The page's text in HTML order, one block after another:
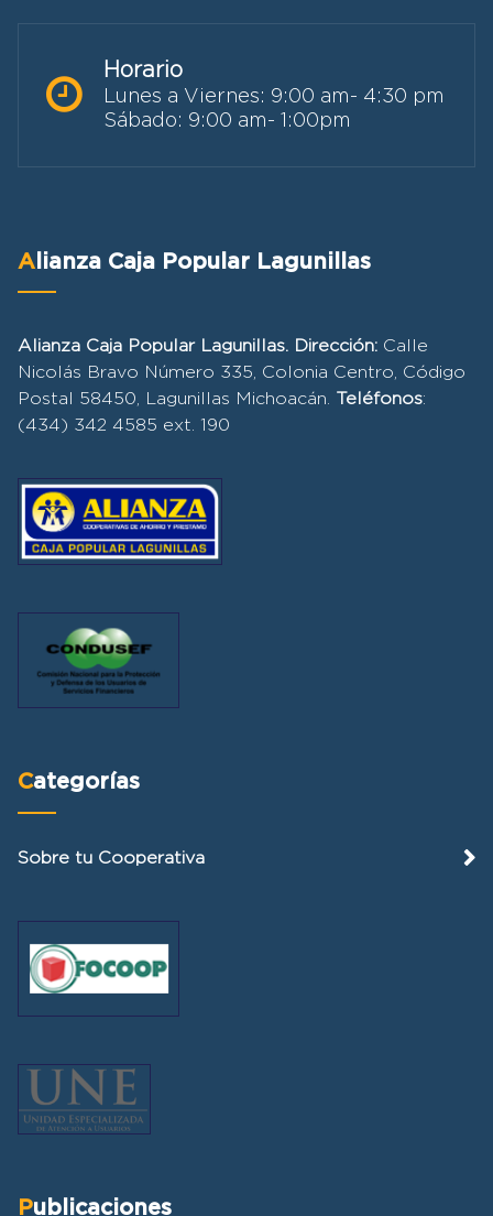
Horario
Lunes a Viernes: 9:00 am- 4:30 pm
Sábado: 9:00 am- 1:00pm
Alianza Caja Popular Lagunillas
Alianza Caja Popular Lagunillas. Dirección: Calle
Nicolás Bravo Número 335, Colonia Centro, Código
Postal 58450, Lagunillas Michoacán. Teléfonos:
(434) 342 4585 ext. 190
Categorías
Sobre tu Cooperativa
Publicaciones